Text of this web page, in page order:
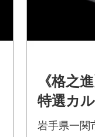
《格之
特選カ
1本
岩手県一関